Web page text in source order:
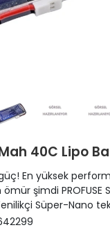
40C Lipo
güç! En yüksek
ömür şimdi
Süper-Nano